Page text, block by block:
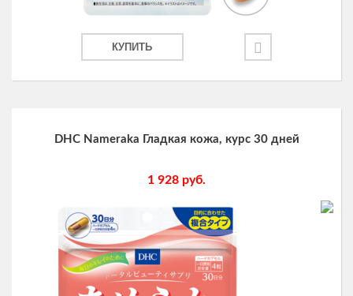
КУПИТЬ
DHC Nameraka Гладкая кожа, курс 30 дней
1 928 руб.